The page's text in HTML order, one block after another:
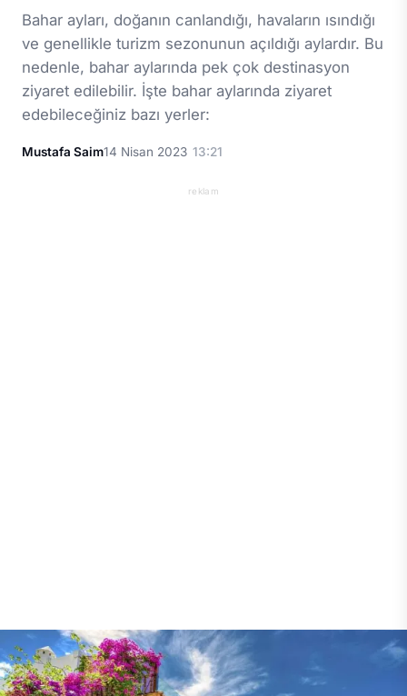
Bahar ayları, doğanın canlandığı, havaların ısındığı
ve genellikle turizm sezonunun açıldığı aylardır. Bu
nedenle, bahar aylarında pek çok destinasyon
ziyaret edilebilir. İşte bahar aylarında ziyaret
edebileceğiniz bazı yerler:
Mustafa Saim14 Nisan 2023 13:21
reklam